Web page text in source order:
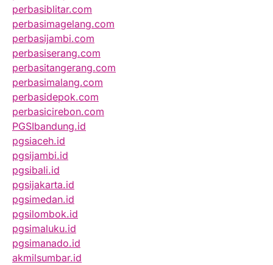
perbasiblitar.com
perbasimagelang.com
perbasijambi.com
perbasiserang.com
perbasitangerang.com
perbasimalang.com
perbasidepok.com
perbasicirebon.com
PGSIbandung.id
pgsiaceh.id
pgsijambi.id
pgsibali.id
pgsijakarta.id
pgsimedan.id
pgsilombok.id
pgsimaluku.id
pgsimanado.id
akmilsumbar.id